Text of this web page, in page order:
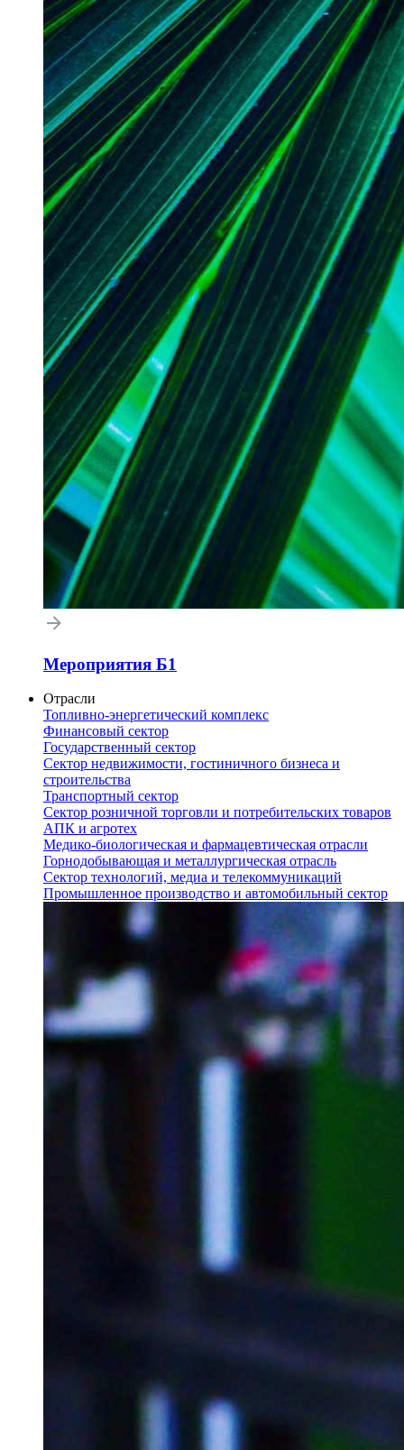
Мероприятия Б1
Отрасли
Топливно-энергетический комплекс
Финансовый сектор
Государственный сектор
Сектор недвижимости, гостиничного бизнеса и
строительства
Транспортный сектор
Сектор розничной торговли и потребительских товаров
АПК и агротех
Медико-биологическая и фармацевтическая отрасли
Горнодобывающая и металлургическая отрасль
Сектор технологий, медиа и телекоммуникаций
Промышленное производство и автомобильный сектор